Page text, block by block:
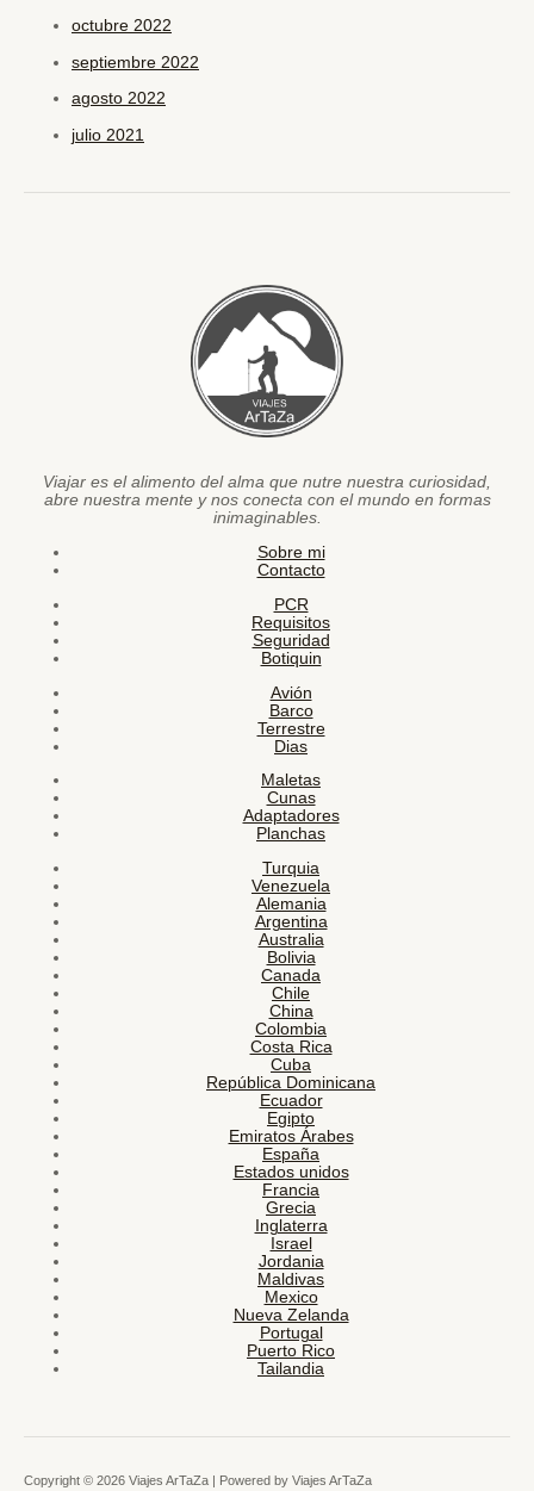
octubre 2022
septiembre 2022
agosto 2022
julio 2021
Viajar es el alimento del alma que nutre nuestra curiosidad,
abre nuestra mente y nos conecta con el mundo en formas
inimaginables.
Sobre mi
Contacto
PCR
Requisitos
Seguridad
Botiquin
Avión
Barco
Terrestre
Dias
Maletas
Cunas
Adaptadores
Planchas
Turquia
Venezuela
Alemania
Argentina
Australia
Bolivia
Canada
Chile
China
Colombia
Costa Rica
Cuba
República Dominicana
Ecuador
Egipto
Emiratos Árabes
España
Estados unidos
Francia
Grecia
Inglaterra
Israel
Jordania
Maldivas
Mexico
Nueva Zelanda
Portugal
Puerto Rico
Tailandia
Copyright © 2026 Viajes ArTaZa | Powered by Viajes ArTaZa